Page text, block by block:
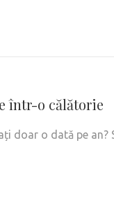
într-o călătorie
doar o dată pe an?